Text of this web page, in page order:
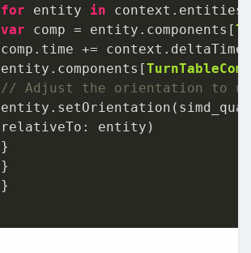
for entity in
var comp = entity.components[
comp.time += context.deltaTime
entity.components[
// Adjust the orientation to
relativeTo: entity)
}
}
}